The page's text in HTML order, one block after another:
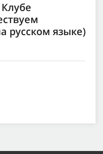
русском языке)